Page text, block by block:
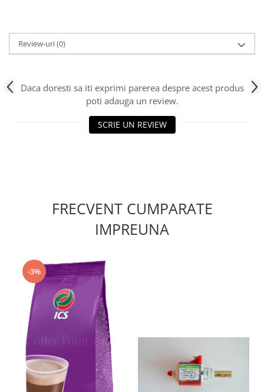
Review-uri(0)
Daca doresti sa iti exprimi parerea despre acest produs
poti adauga un review.
SCRIE UN REVIEW
FRECVENT CUMPARATE
IMPREUNA
-3%